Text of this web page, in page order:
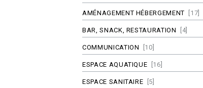
AMÉNAGEMENT HÉBERGEMENT [17]
BAR, SNACK, RESTAURATION [4]
COMMUNICATION [10]
ESPACE AQUATIQUE [16]
ESPACE SANITAIRE [5]